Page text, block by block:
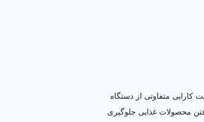
متفاوتی از دستگاه
محصولات غذایی جلوگیری